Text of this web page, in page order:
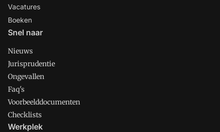
Vacatures
Boeken
Snel naar
Nieuws
Jurisprudentie
Ongevallen
Faq's
Voorbeelddocumenten
Checklists
Werkplek